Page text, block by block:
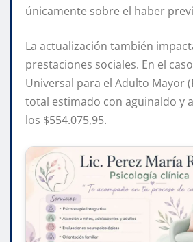
únicamente sobre el haber
La actualización también
prestaciones sociales. En el
Universal para el Adulto Mayor
total estimado con aguinaldo y
los $554.075,95.